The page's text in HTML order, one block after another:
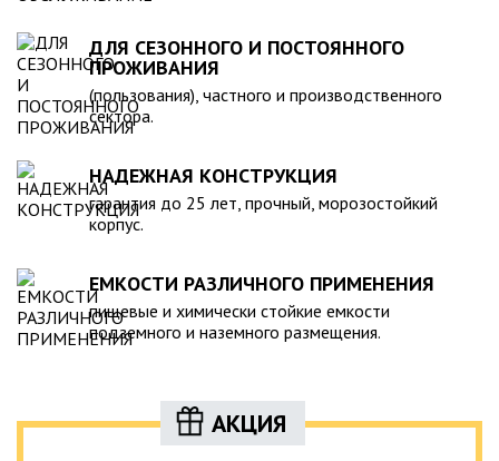
ДЛЯ СЕЗОННОГО И ПОСТОЯННОГО
ПРОЖИВАНИЯ
(пользования), частного и производственного
сектора.
НАДЕЖНАЯ КОНСТРУКЦИЯ
гарантия до 25 лет, прочный, морозостойкий
корпус.
ЕМКОСТИ РАЗЛИЧНОГО ПРИМЕНЕНИЯ
пищевые и химически стойкие емкости
подземного и наземного размещения.
АКЦИЯ